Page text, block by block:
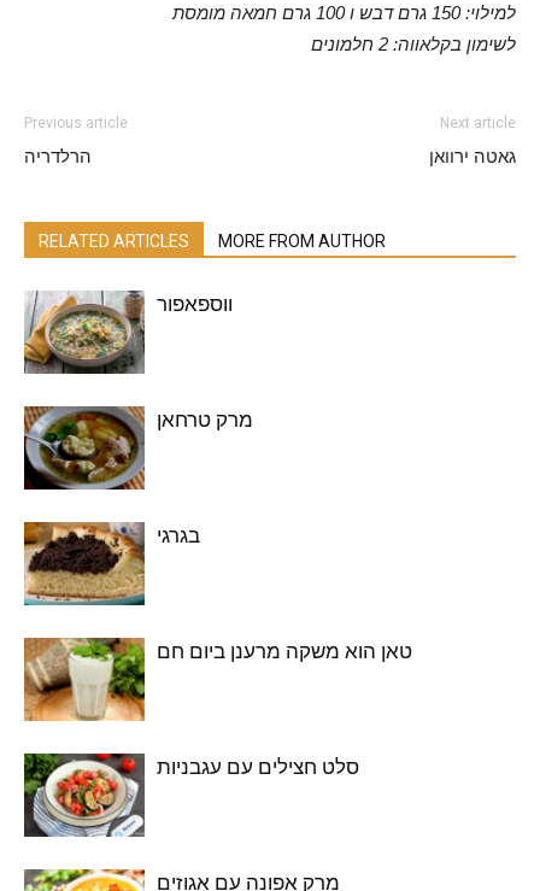
למילוי: 150 גרם דבש ו 100 גרם חמאה מומסת
לשימון בקלאווה: 2 חלמונים
Previous article
הרלדריה
Next article
גאטה ירוואן
RELATED ARTICLES MORE FROM AUTHOR
ווספאפור
מרק טרחאן
בגרגי
טאן הוא משקה מרענן ביום חם
סלט חצילים עם עגבניות
מרק אפונה עם אגוזים